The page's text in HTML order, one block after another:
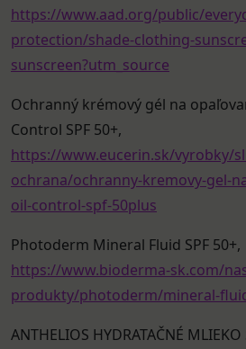
https://www.aad.org/public/
protection/shade-clothing-
sunscreen?utm_source
Ochranný krémový gél na
Control SPF 50+,
https://www.eucerin.sk/vyrobky/
ochrana/ochranny-kremovy-gel-
oil-control-spf-50plus
Photoderm Mineral Fluid SPF 50+,
https://www.bioderma-sk.com/
produkty/photoderm/mineral-
ANTHELIOS HYDRATAČNÉ MLIEKO